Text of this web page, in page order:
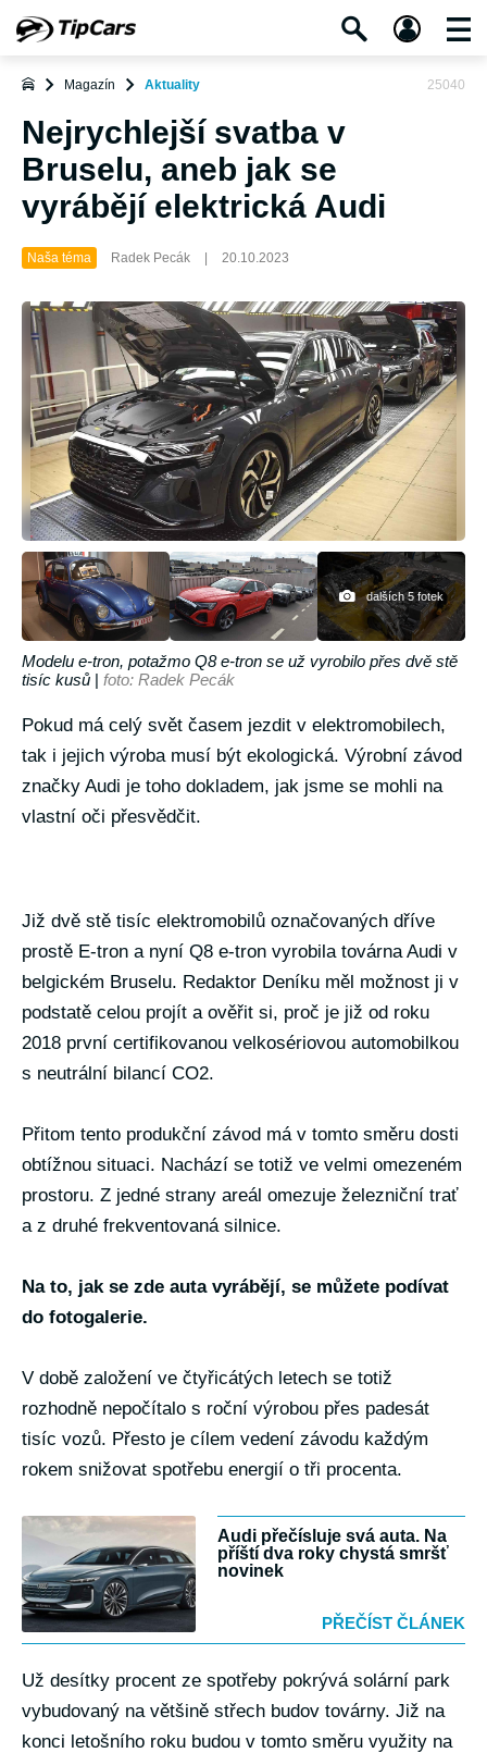
Magazín Aktuality 25040
Nejrychlejší svatba v
Bruselu, aneb jak se
vyrábějí elektrická Audi
Naša téma Radek Pecák 20.10.2023
dalších 5 fotek
Modelu e-tron, potažmo Q8 e-tron se už vyrobilo přes dvě stě
tisíc kusů | foto: Radek Pecák
Pokud má celý svět časem jezdit v elektromobilech,
tak i jejich výroba musí být ekologická. Výrobní závod
značky Audi je toho dokladem, jak jsme se mohli na
vlastní oči přesvědčit.
Již dvě stě tisíc elektromobilů označovaných dříve
prostě E-tron a nyní Q8 e-tron vyrobila továrna Audi v
belgickém Bruselu. Redaktor Deníku měl možnost ji v
podstatě celou projít a ověřit si, proč je již od roku
2018 první certifikovanou velkosériovou automobilkou
s neutrální bilancí CO2.
Přitom tento produkční závod má v tomto směru dosti
obtížnou situaci. Nachází se totiž ve velmi omezeném
prostoru. Z jedné strany areál omezuje železniční trať
a z druhé frekventovaná silnice.
Na to, jak se zde auta vyrábějí, se můžete podívat
do fotogalerie.
V době založení ve čtyřicátých letech se totiž
rozhodně nepočítalo s roční výrobou přes padesát
tisíc vozů. Přesto je cílem vedení závodu každým
rokem snižovat spotřebu energií o tři procenta.
Audi přečísluje svá auta. Na
příští dva roky chystá smršť
novinek
PŘEČÍST ČLÁNEK
Už desítky procent ze spotřeby pokrývá solární park
vybudovaný na většině střech budov továrny. Již na
konci letošního roku budou v tomto směru využity na